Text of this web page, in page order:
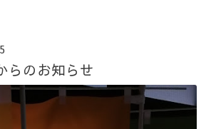
らのお知らせ